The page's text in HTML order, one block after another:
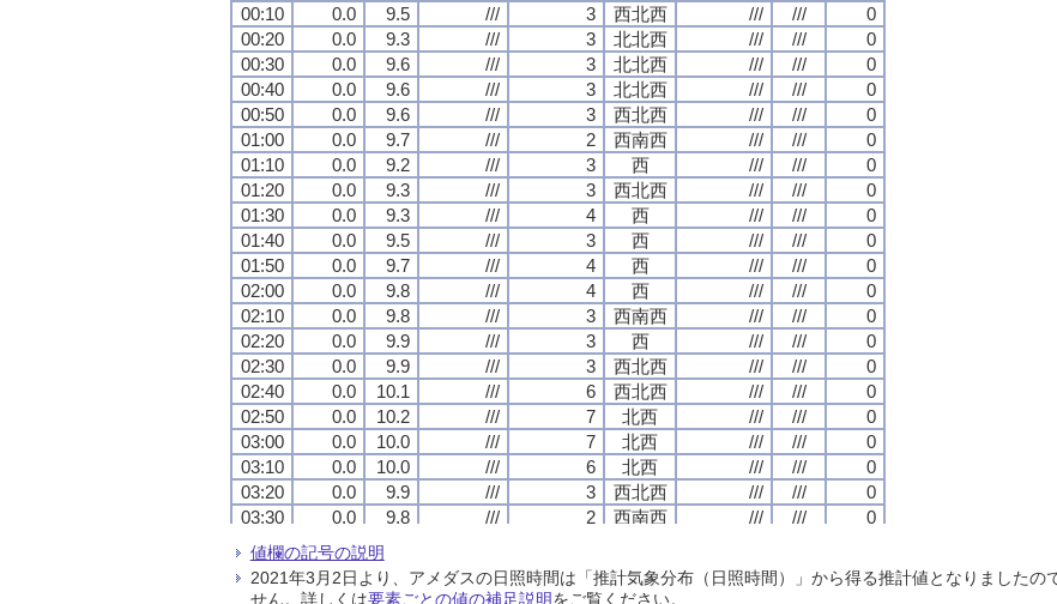
00:10
0.0 9.5 /// 3 西北西 /// ///
0
00:20
0.0 9.3 /// 3 北北西 /// ///
0
00:30
0.0 9.6 /// 3 北北西 /// ///
0
00:40
0.0 9.6 /// 3 北北西 /// ///
0
00:50
0.0 9.6 /// 3 西北西 /// ///
0
01:00
0.0 9.7 /// 2 西南西 /// ///
0
01:10
0.0 9.2 /// 3 西 /// ///
0
01:20
0.0 9.3 /// 3 西北西 /// ///
0
01:30
0.0 9.3 /// 4 西 /// ///
0
01:40
0.0 9.5 /// 3 西 /// ///
0
01:50
0.0 9.7 /// 4 西 /// ///
0
02:00
0.0 9.8 /// 4 西 /// ///
0
02:10
0.0 9.8 /// 3 西南西 /// ///
0
02:20
0.0 9.9 /// 3 西 /// ///
0
02:30
0.0 9.9 /// 3 西北西 /// ///
0
02:40
0.0 10.1 /// 6 西北西 /// ///
0
02:50
0.0 10.2 /// 7 北西 /// ///
0
03:00
0.0 10.0 /// 7 北西 /// ///
0
03:10
0.0 10.0 /// 6 北西 /// ///
0
03:20
0.0 9.9 /// 3 西北西 /// ///
0
03:30
0.0 9.8 /// 2 西南西 /// ///
0
03:40
0.0
03:50
0.0 9.2 /// 1 東北東 ///
0
04:00
0.0 9.6 /// 1 北北西 /// /// 0
00:10
0.0 9.5 /// 3 西北西 /// ///
0
00:20
0.0 9.3 /// 3 北北西 /// ///
0
00:30
0.0 9.6 /// 3 北北西 /// ///
0
00:40
0.0 9.6 /// 3 北北西 /// ///
0
00:50
0.0 9.6 /// 3 西北西 /// ///
0
01:00
0.0 9.7 /// 2 西南西 /// ///
0
01:10
0.0 9.2 /// 3 西 /// ///
0
01:20
0.0 9.3 /// 3 西北西 /// ///
0
01:30
0.0 9.3 /// 4 西 /// ///
0
01:40
0.0 9.5 /// 3 西 /// ///
0
01:50
0.0 9.7 /// 4 西 /// ///
0
02:00
0.0 9.8 /// 4 西 /// ///
0
02:10
0.0 9.8 /// 3 西南西 /// ///
0
02:20
0.0 9.9 /// 3 西 /// ///
0
02:30
0.0 9.9 /// 3 西北西 /// ///
0
02:40
0.0 10.1 /// 6 西北西 /// ///
0
02:50
0.0 10.2 /// 7 北西 /// ///
0
03:00
0.0 10.0 /// 7 北西 /// ///
0
03:10
0.0 10.0 /// 6 北西 /// ///
0
03:20
0.0 9.9 /// 3 西北西 /// ///
0
03:30
0.0 9.8 /// 2 西南西 /// ///
0
03:40
0.0
03:50
0.0 9.2 /// 1 東北東 ///
0
04:00
0.0 9.6 /// 1 北北西 /// /// 0
00:10
0.0 9.5 /// 3 西北西 /// ///
0
00:20
0.0 9.3 /// 3 北北西 /// ///
0
00:30
0.0 9.6 /// 3 北北西 /// ///
0
00:40
0.0 9.6 /// 3 北北西 /// ///
0
00:50
0.0 9.6 /// 3 西北西 /// ///
0
01:00
0.0 9.7 /// 2 西南西 /// ///
0
01:10
0.0 9.2 /// 3 西 /// ///
0
01:20
0.0 9.3 /// 3 西北西 /// ///
0
01:30
0.0 9.3 /// 4 西 /// ///
0
01:40
0.0 9.5 /// 3 西 /// ///
0
01:50
0.0 9.7 /// 4 西 /// ///
0
02:00
0.0 9.8 /// 4 西 /// ///
0
02:10
0.0 9.8 /// 3 西南西 /// ///
0
02:20
0.0 9.9 /// 3 西 /// ///
0
02:30
0.0 9.9 /// 3 西北西 /// ///
0
02:40
0.0 10.1 /// 6 西北西 /// ///
0
02:50
0.0 10.2 /// 7 北西 /// ///
0
03:00
0.0 10.0 /// 7 北西 /// ///
0
03:10
0.0 10.0 /// 6 北西 /// ///
0
03:20
0.0 9.9 /// 3 西北西 /// ///
0
03:30
0.0 9.8 /// 2 西南西 /// ///
0
03:40
0.0
03:50
0.0 9.2 /// 1 東北東 ///
0
04:00
0.0 9.6 /// 1 北北西 /// /// 0
00:10
0.0 9.5 /// 3 西北西 /// ///
0
00:20
0.0 9.3 /// 3 北北西 /// ///
0
00:30
0.0 9.6 /// 3 北北西 /// ///
0
00:40
0.0 9.6 /// 3 北北西 /// ///
0
00:50
0.0 9.6 /// 3 西北西 /// ///
0
01:00
0.0 9.7 /// 2 西南西 /// ///
0
01:10
0.0 9.2 /// 3 西 /// ///
0
01:20
0.0 9.3 /// 3 西北西 /// ///
0
01:30
0.0 9.3 /// 4 西 /// ///
0
01:40
0.0 9.5 /// 3 西 /// ///
0
01:50
0.0 9.7 /// 4 西 /// ///
0
02:00
0.0 9.8 /// 4 西 /// ///
0
02:10
0.0 9.8 /// 3 西南西 /// ///
0
02:20
0.0 9.9 /// 3 西 /// ///
0
02:30
0.0 9.9 /// 3 西北西 /// ///
0
02:40
0.0 10.1 /// 6 西北西 /// ///
0
02:50
0.0 10.2 /// 7 北西 /// ///
0
03:00
0.0 10.0 /// 7 北西 /// ///
0
03:10
0.0 10.0 /// 6 北西 /// ///
0
03:20
0.0 9.9 /// 3 西北西 /// ///
0
03:30
0.0 9.8 /// 2 西南西 /// ///
0
03:40
0.0
03:50
0.0 9.2 /// 1 東北東 ///
0
04:00
0.0 9.6 /// 1 北北西 /// /// 0
値欄の記号の説明
2021年3月2日より、アメダスの日照時間は「推計気象分布（日照時間）」から得る推計値となりましたの
せん。詳しくは要素ごとの値の補足説明をご覧ください。